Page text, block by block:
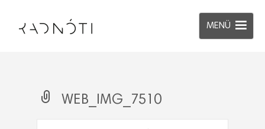
MENÜ
WEB_IMG_7510